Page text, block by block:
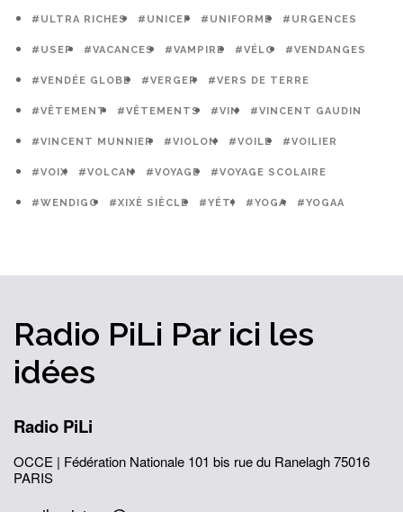
#ULTRA RICHES #UNICEF #UNIFORME #URGENCES
#USEP #VACANCES #VAMPIRE #VÉLO #VENDANGES
#VENDÉE GLOBE #VERGER #VERS DE TERRE
#VÊTEMENT #VÊTEMENTS #VIN #VINCENT GAUDIN
#VINCENT MUNNIER #VIOLON #VOILE #VOILIER
#VOIX #VOLCAN #VOYAGE #VOYAGE SCOLAIRE
#WENDIGO #XIXÈ SIÈCLE #YÉTI #YOGA #YOGAA
Radio PiLi Par ici les
idées
Radio PiLi
OCCE | Fédération Nationale 101 bis rue du Ranelagh75016
PARIS